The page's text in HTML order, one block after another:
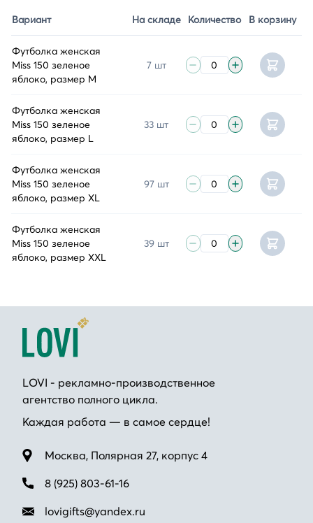
Вариант На складе Количество В корзину
Футболка женская
Miss 150 зеленое
яблоко, размер M
7 шт
Футболка женская
Miss 150 зеленое
яблоко, размер L
33 шт
Футболка женская
Miss 150 зеленое
яблоко, размер XL
97 шт
Футболка женская
Miss 150 зеленое
яблоко, размер XXL
39 шт
LOVI - рекламно-производственное
агентство полного цикла.
Каждая работа — в самое сердце!
Москва, Полярная 27, корпус 4
8 (925) 803-61-16
lovigifts@yandex.ru